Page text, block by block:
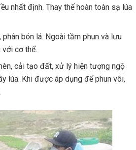
nhất định. Thay thế hoàn toàn sạ lúa
bón lá. Ngoài tầm phun và lưu
cơ thể.
cải tạo đất, xử lý hiện tượng ngộ
lúa. Khi được áp dụng để phun vôi,